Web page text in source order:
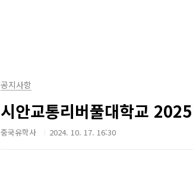
공지사항
시안교통리버풀대학교
중국유학사 2024. 10. 17. 16:30